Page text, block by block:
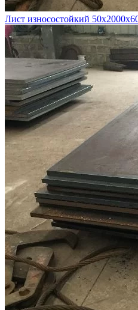
Лист износостойкий